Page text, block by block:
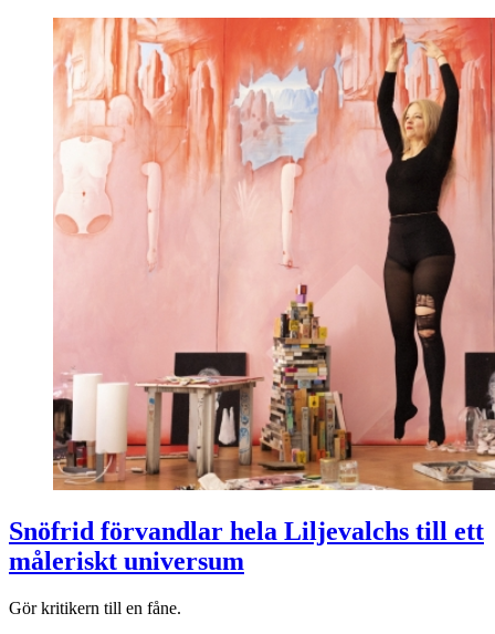
Snöfrid förvandlar hela Liljevalchs till ett
måleriskt universum
Gör kritikern till en fåne.